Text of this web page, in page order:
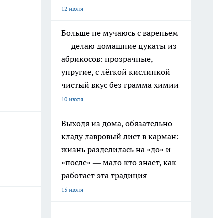
12 июля
Больше не мучаюсь с вареньем
— делаю домашние цукаты из
абрикосов: прозрачные,
упругие, с лёгкой кислинкой —
чистый вкус без грамма химии
10 июля
Выходя из дома, обязательно
кладу лавровый лист в карман:
жизнь разделилась на «до» и
«после» — мало кто знает, как
работает эта традиция
15 июля